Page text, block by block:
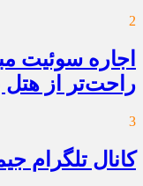
2
اجاره سوئیت
راحت‌تر از هتل
3
کانال تلگرام